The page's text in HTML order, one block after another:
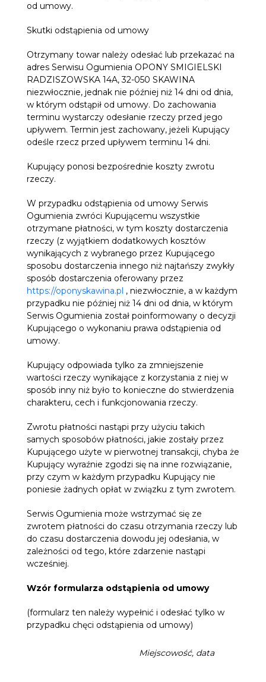
od umowy.
Skutki odstąpienia od umowy
Otrzymany towar należy odesłać lub przekazać na
adres Serwisu Ogumienia OPONY SMIGIELSKI
RADZISZOWSKA 14A, 32-050 SKAWINA
niezwłocznie, jednak nie później niż 14 dni od dnia,
w którym odstąpił od umowy. Do zachowania
terminu wystarczy odesłanie rzeczy przed jego
upływem. Termin jest zachowany, jeżeli Kupujący
odeśle rzecz przed upływem terminu 14 dni.
Kupujący ponosi bezpośrednie koszty zwrotu
rzeczy.
W przypadku odstąpienia od umowy Serwis
Ogumienia zwróci Kupującemu wszystkie
otrzymane płatności, w tym koszty dostarczenia
rzeczy (z wyjątkiem dodatkowych kosztów
wynikających z wybranego przez Kupującego
sposobu dostarczenia innego niż najtańszy zwykły
sposób dostarczenia oferowany przez
https://oponyskawina.pl , niezwłocznie, a w każdym
przypadku nie później niż 14 dni od dnia, w którym
Serwis Ogumienia został poinformowany o decyzji
Kupującego o wykonaniu prawa odstąpienia od
umowy.
Kupujący odpowiada tylko za zmniejszenie
wartości rzeczy wynikające z korzystania z niej w
sposób inny niż było to konieczne do stwierdzenia
charakteru, cech i funkcjonowania rzeczy.
Zwrotu płatności nastąpi przy użyciu takich
samych sposobów płatności, jakie zostały przez
Kupującego użyte w pierwotnej transakcji, chyba że
Kupujący wyraźnie zgodzi się na inne rozwiązanie,
przy czym w każdym przypadku Kupujący nie
poniesie żadnych opłat w związku z tym zwrotem.
Serwis Ogumienia może wstrzymać się ze
zwrotem płatności do czasu otrzymania rzeczy lub
do czasu dostarczenia dowodu jej odesłania, w
zależności od tego, które zdarzenie nastąpi
wcześniej.
Wzór formularza odstąpienia od umowy
(formularz ten należy wypełnić i odesłać tylko w
przypadku chęci odstąpienia od umowy)
Miejscowość, data